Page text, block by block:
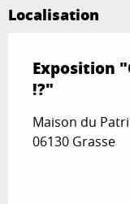
Localisation
Exposition
!?"
Maison du
06130 Grasse